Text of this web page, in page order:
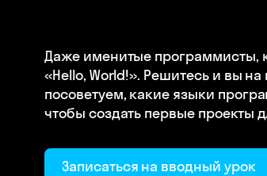
Даже именитые программисты,
«Hello, World!». Решитесь и вы
посоветуем, какие языки
чтобы создать первые проекты
Записаться на вводный урок